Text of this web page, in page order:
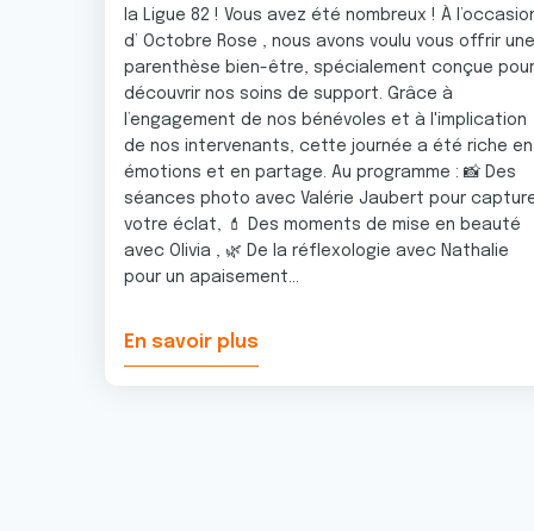
e
m
e
n
t
la Ligue 82 ! Vous avez été nombreux ! À
d’ Octobre Rose , nous avons voulu vous offrir une
parenthèse bien-être, spécialement conçue pour
découvrir nos soins de support. Grâce à
l’engagement de nos bénévoles et à l'implication
de nos intervenants, cette journée a été riche en
émotions et en partage. Au programme : 📸 Des
séances photo avec Valérie Jaubert pour
votre éclat, 💄 Des moments de mise en beauté
avec Olivia , 🌿 De la réflexologie avec Nathalie
pour un apaisement...
En savoir plus